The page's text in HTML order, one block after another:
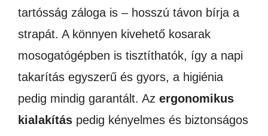
tartósság záloga is – hosszú távon bírja a
strapát. A könnyen kivehető kosarak
mosogatógépben is tisztíthatók, így a napi
takarítás egyszerű és gyors, a higiénia
pedig mindig garantált. Az ergonomikus
kialakítás pedig kényelmes és biztonságos